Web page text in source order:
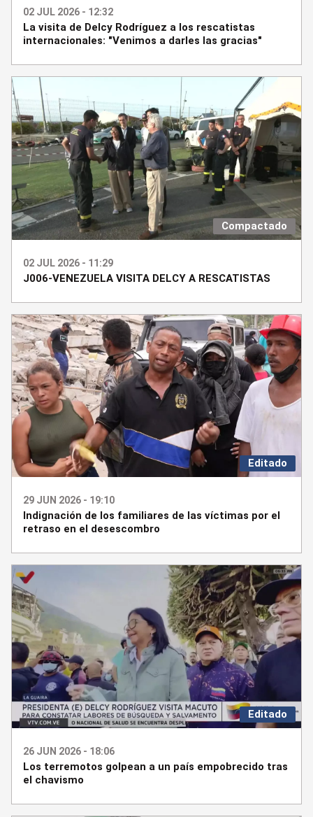
02 JUL 2026 - 12:32
La visita de Delcy Rodríguez a los rescatistas
internacionales: "Venimos a darles las gracias"
Compactado
02 JUL 2026 - 11:29
J006-VENEZUELA VISITA DELCY A RESCATISTAS
Editado
29 JUN 2026 - 19:10
Indignación de los familiares de las víctimas por el
retraso en el desescombro
Editado
26 JUN 2026 - 18:06
Los terremotos golpean a un país empobrecido tras
el chavismo